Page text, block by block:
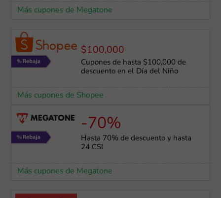
Más cupones de Megatone
$100,000
Cupones de hasta $100,000 de
descuento en el Día del Niño
Más cupones de Shopee
-70%
Hasta 70% de descuento y hasta
24 CSI
Más cupones de Megatone